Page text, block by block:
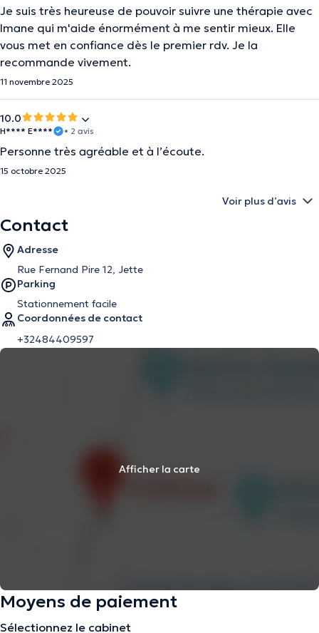
Je suis très heureuse de pouvoir suivre une thérapie avec
Imane qui m'aide énormément à me sentir mieux. Elle
vous met en confiance dès le premier rdv. Je la
recommande vivement.
11 novembre 2025
10.0
H**** E**** • 2 avis
Personne très agréable et à l’écoute.
15 octobre 2025
Voir plus d’avis
Contact
Adresse
Rue Fernand Pire 12, Jette
Parking
Stationnement facile
Coordonnées de contact
+32484409597
Afficher la carte
Moyens de paiement
Sélectionnez le cabinet